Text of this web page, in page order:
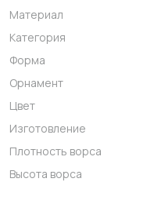
Материал
Категория
Форма
Орнамент
Цвет
Изготовление
Плотность ворса
Высота ворса